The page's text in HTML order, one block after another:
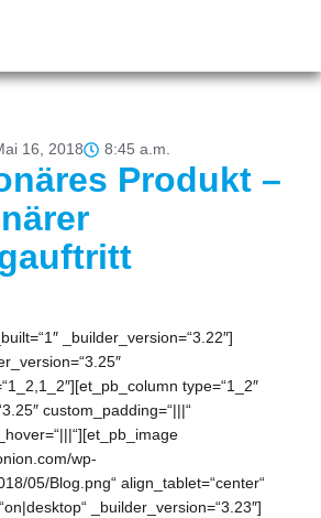
16, 2018 8:45 a.m.
Produkt –
_builder_version=“3.22″]
type=“1_2″
custom_padding=“|||“
wp-
05/Blog.png“ align_tablet=“center“
_builder_version=“3.23″]